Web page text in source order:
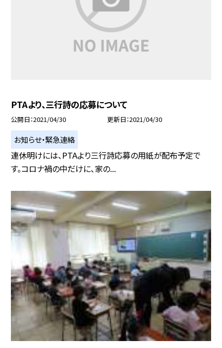
PTAより、三行詩の応募について
公開日 2021/04/30 更新日 2021/04/30
お知らせ・緊急連絡
連休明けには、PTAより三行詩応募の用紙が配布予定で
す。コロナ禍の中だけに、家の...